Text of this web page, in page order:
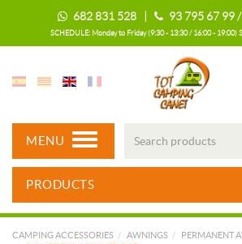
682 831 528 | 93 795 67 99
SCHEDULE: Monday to Friday (9:30 - 13:30 / 16:00 - 19:00)
MENU
PRODUCTS
CAMPING ACCESSORIES AWNINGS
PERMANENT